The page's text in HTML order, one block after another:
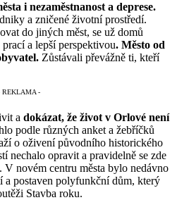
i nezaměstnanost a deprese.
a zničené životní prostředí.
do jiných měst, se už domů
a lepší perspektivou. Město od
Zůstávali převážně ti, kteří
a dokázat, že život v Orlové není
podle různých anket a žebříčků
o oživení původního historického
nechalo opravit a pravidelně se zde
V novém centru města bylo nedávno
a postaven polyfunkční dům, který
Stavba roku.